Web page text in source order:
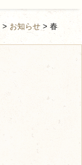
> お知らせ > 春